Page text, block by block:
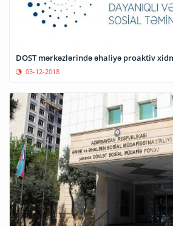
DOST mərkəzlərində əhaliyə proaktiv
03-12-2018